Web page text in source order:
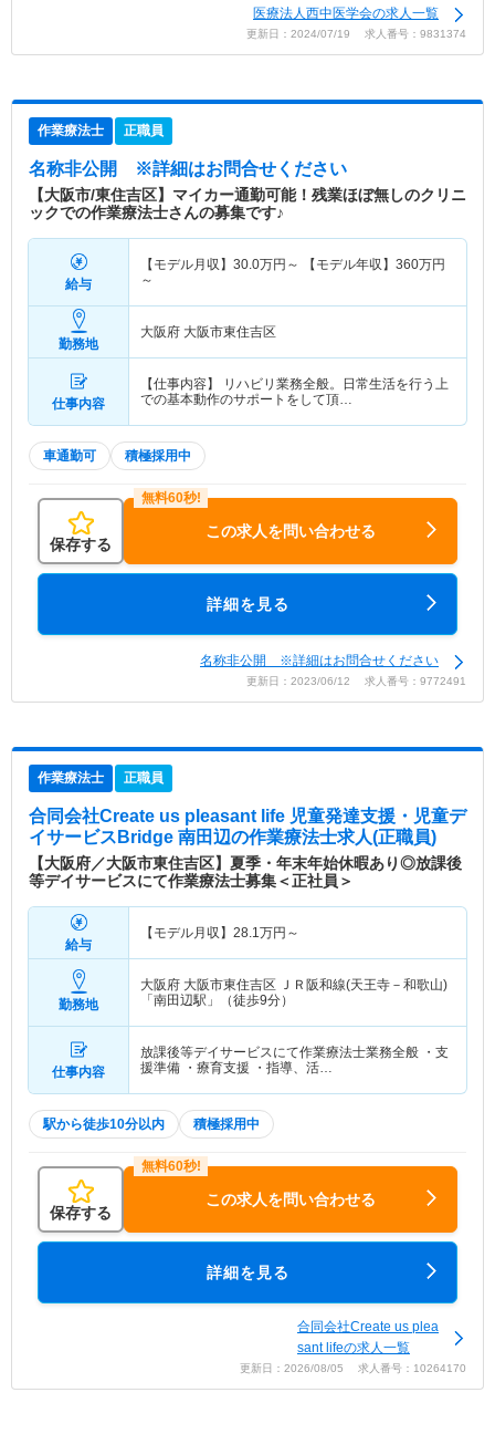
医療法人西中医学会の求人一覧
更新日：2024/07/19 求人番号：9831374
作業療法士 正職員
名称非公開 ※詳細はお問合せください
【大阪市/東住吉区】マイカー通勤可能！残業ほぼ無しのクリニ
ックでの作業療法士さんの募集です♪
給与
【モデル月収】 30.0万円～ 【モデル年収】 360万円
～
勤務地
大阪府 大阪市東住吉区
仕事内容
【仕事内容】 リハビリ業務全般。日常生活を行う上
での基本動作のサポートをして頂…
車通勤可 積極採用中
保存する
この求人を問い合わせる
詳細を見る
名称非公開 ※詳細はお問合せください
更新日：2023/06/12 求人番号：9772491
作業療法士 正職員
合同会社Create us pleasant life 児童発達支援・児童デ
イサービスBridge 南田辺の作業療法士求人(正職員)
【大阪府／大阪市東住吉区】夏季・年末年始休暇あり◎放課後
等デイサービスにて作業療法士募集＜正社員＞
給与
【モデル月収】 28.1万円～
勤務地
大阪府 大阪市東住吉区 ＪＲ阪和線(天王寺－和歌山)
「南田辺駅」（徒歩9分）
仕事内容
放課後等デイサービスにて作業療法士業務全般 ・支
援準備 ・療育支援 ・指導、活…
駅から徒歩10分以内 積極採用中
保存する
この求人を問い合わせる
詳細を見る
合同会社Create us plea
sant lifeの求人一覧
更新日：2026/08/05 求人番号：10264170